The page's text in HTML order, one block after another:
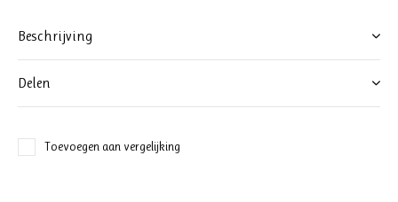
Beschrijving
Delen
Toevoegen aan vergelijking